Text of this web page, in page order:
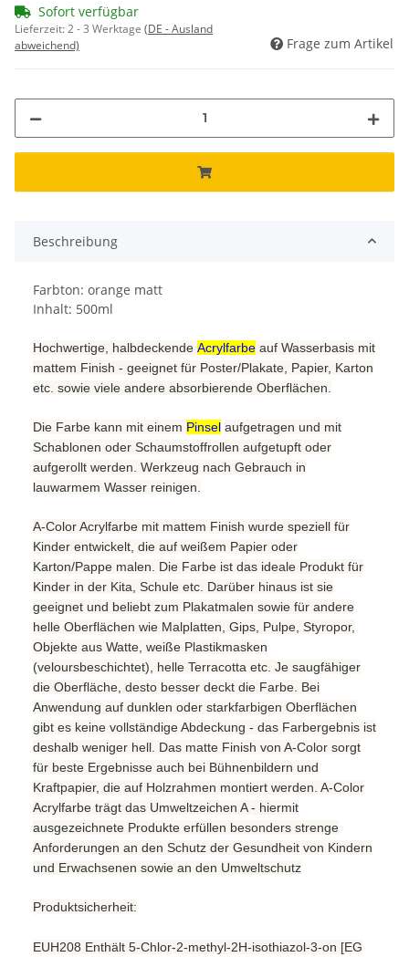
Sofort verfügbar
Lieferzeit:2 - 3 Werktage (DE - Ausland
abweichend)
Frage zum Artikel
Beschreibung
Farbton: orange matt
Inhalt: 500ml
Hochwertige, halbdeckende Acrylfarbe auf Wasserbasis mit
mattem Finish - geeignet für Poster/Plakate, Papier, Karton
etc. sowie viele andere absorbierende Oberflächen.
Die Farbe kann mit einem Pinsel aufgetragen und mit
Schablonen oder Schaumstoffrollen aufgetupft oder
aufgerollt werden. Werkzeug nach Gebrauch in
lauwarmem Wasser reinigen.
A-Color Acrylfarbe mit mattem Finish wurde speziell für
Kinder entwickelt, die auf weißem Papier oder
Karton/Pappe malen. Die Farbe ist das ideale Produkt für
Kinder in der Kita, Schule etc. Darüber hinaus ist sie
geeignet und beliebt zum Plakatmalen sowie für andere
helle Oberflächen wie Malplatten, Gips, Pulpe, Styropor,
Objekte aus Watte, weiße Plastikmasken
(veloursbeschichtet), helle Terracotta etc. Je saugfähiger
die Oberfläche, desto besser deckt die Farbe. Bei
Anwendung auf dunklen oder starkfarbigen Oberflächen
gibt es keine vollständige Abdeckung - das Farbergebnis ist
deshalb weniger hell. Das matte Finish von A-Color sorgt
für beste Ergebnisse auch bei Bühnenbildern und
Kraftpapier, die auf Holzrahmen montiert werden. A-Color
Acrylfarbe trägt das Umweltzeichen A - hiermit
ausgezeichnete Produkte erfüllen besonders strenge
Anforderungen an den Schutz der Gesundheit von Kindern
und Erwachsenen sowie an den Umweltschutz
Produktsicherheit:
EUH208 Enthält 5-Chlor-2-methyl-2H-isothiazol-3-on [EG